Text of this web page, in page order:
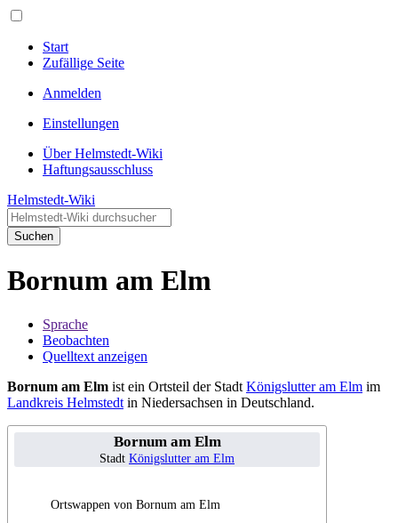
Start
Zufällige Seite
Anmelden
Einstellungen
Über Helmstedt-Wiki
Haftungsausschluss
Helmstedt-Wiki
Suchen
Bornum am Elm
Sprache
Beobachten
Quelltext anzeigen
Bornum am Elm ist ein Ortsteil der Stadt Königslutter am Elm im
Landkreis Helmstedt in Niedersachsen in Deutschland.
Bornum am Elm
Stadt Königslutter am Elm
Ortswappen von Bornum am Elm